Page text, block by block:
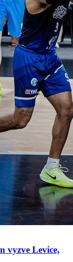
vyzve Levice,